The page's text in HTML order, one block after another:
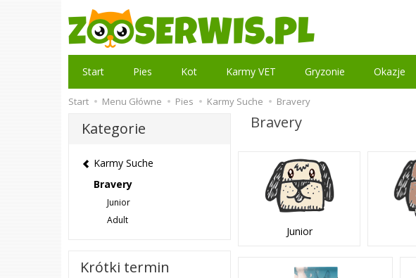
Start Pies Kot Karmy VET Gryzonie Okazje
Start Menu Główne Pies Karmy Suche Bravery
Bravery
Junior
Kategorie
Karmy Suche
Bravery
Junior
Adult
Krótki termin